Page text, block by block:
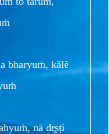
bharyuṁ, kālē
nā dr̥ṣṭi